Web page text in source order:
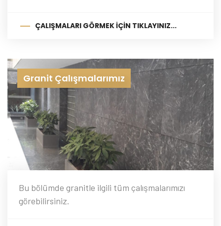
ÇALIŞMALARI GÖRMEK İÇIN TIKLAYINIZ...
Granit Çalışmalarımız
Bu bölümde granitle ilgili tüm çalışmalarımızı
görebilirsiniz.